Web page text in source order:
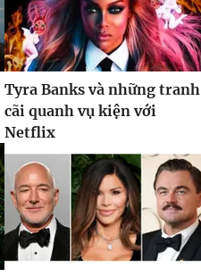
Tyra Banks và những tranh
cãi quanh vụ kiện với
Netflix